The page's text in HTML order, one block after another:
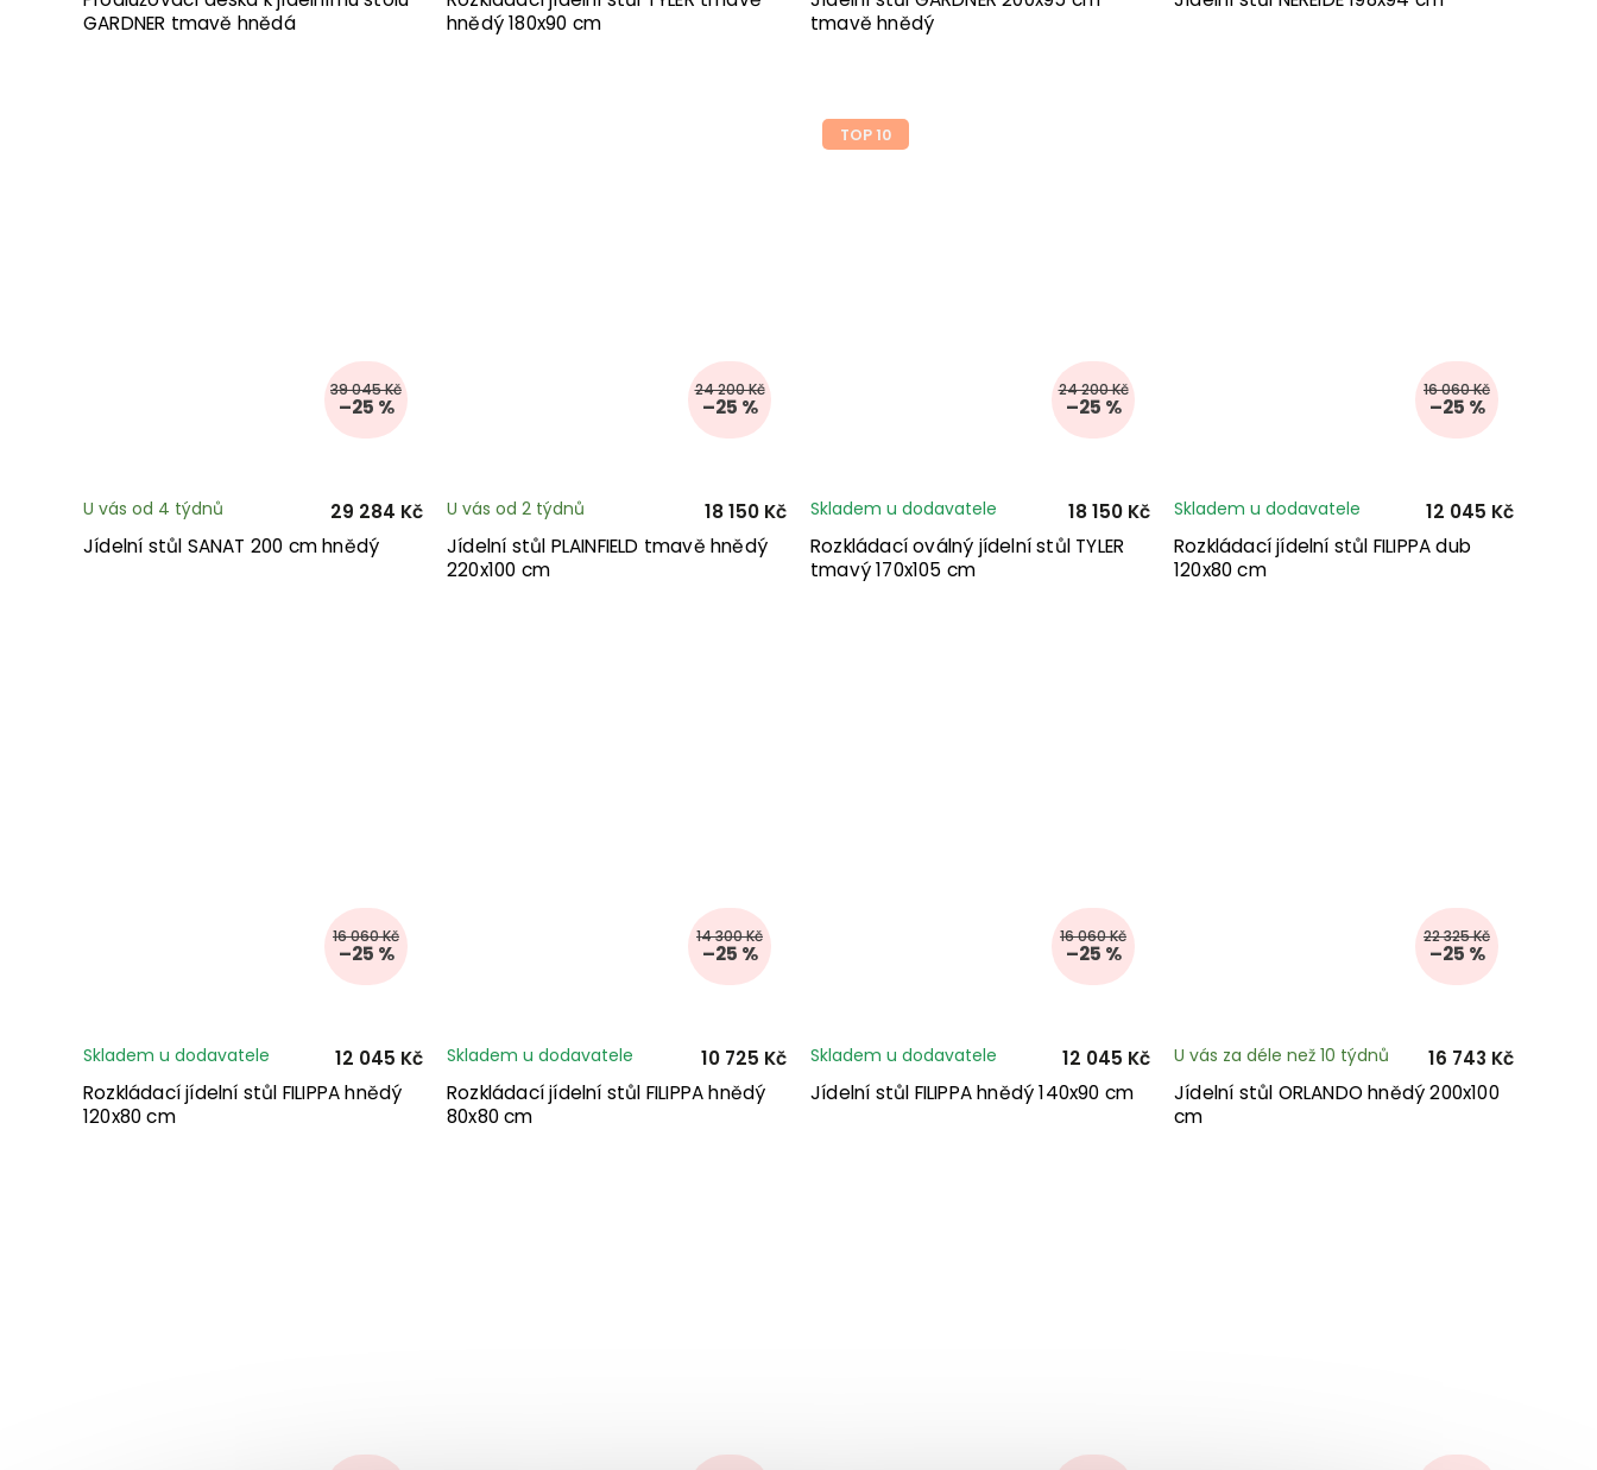
GARDNER tmavě hnědá
hnědý 180x90 cm
tmavě hnědý
39 045 Kč
–25 %
Jídelní stůl SANAT 200 cm hnědý
U vás od 4 týdnů 29 284 Kč
24 200 Kč
–25 %
Jídelní stůl PLAINFIELD tmavě hnědý
220x100 cm
U vás od 2 týdnů 18 150 Kč
TOP 10
24 200 Kč
–25 %
Rozkládací oválný jídelní stůl TYLER
tmavý 170x105 cm
Skladem u dodavatele 18 150 Kč
16 060 Kč
–25 %
Rozkládací jídelní stůl FILIPPA dub
120x80 cm
Skladem u dodavatele 12 045 Kč
16 060 Kč
–25 %
Rozkládací jídelní stůl FILIPPA hnědý
120x80 cm
Skladem u dodavatele 12 045 Kč
14 300 Kč
–25 %
Rozkládací jídelní stůl FILIPPA hnědý
80x80 cm
Skladem u dodavatele 10 725 Kč
16 060 Kč
–25 %
Jídelní stůl FILIPPA hnědý 140x90 cm
Skladem u dodavatele 12 045 Kč
22 325 Kč
–25 %
Jídelní stůl ORLANDO hnědý 200x100
cm
U vás za déle než 10 týdnů 16 743 Kč